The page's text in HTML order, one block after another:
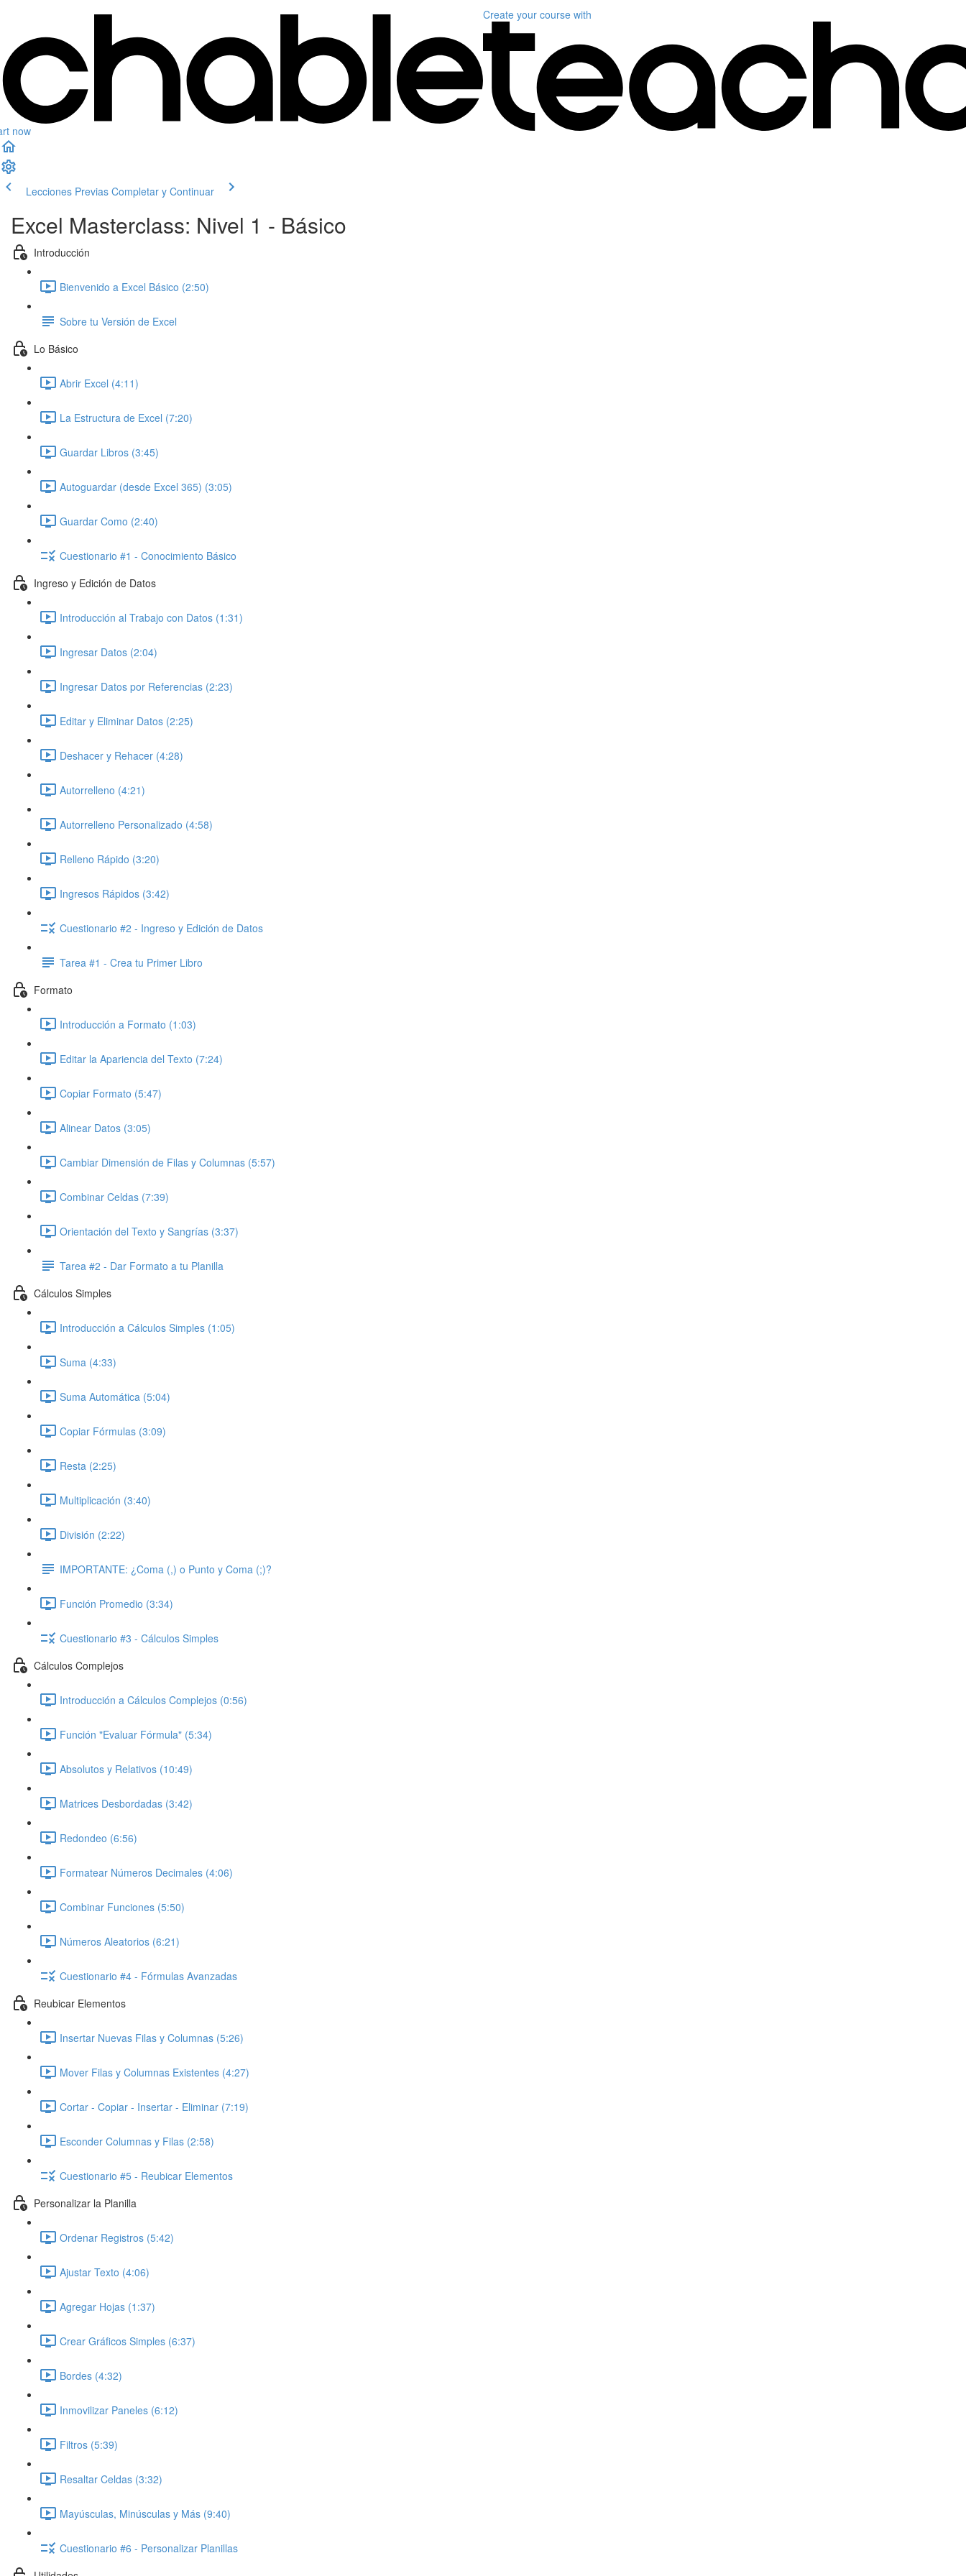
now
Create your course with
Lecciones Previas Completar y Continuar
Excel Masterclass: Nivel 1 - Básico
Introducción
Bienvenido a Excel Básico (2:50)
Sobre tu Versión de Excel
Lo Básico
Abrir Excel (4:11)
La Estructura de Excel (7:20)
Guardar Libros (3:45)
Autoguardar (desde Excel 365) (3:05)
Guardar Como (2:40)
Cuestionario #1 - Conocimiento Básico
Ingreso y Edición de Datos
Introducción al Trabajo con Datos (1:31)
Ingresar Datos (2:04)
Ingresar Datos por Referencias (2:23)
Editar y Eliminar Datos (2:25)
Deshacer y Rehacer (4:28)
Autorrelleno (4:21)
Autorrelleno Personalizado (4:58)
Relleno Rápido (3:20)
Ingresos Rápidos (3:42)
Cuestionario #2 - Ingreso y Edición de Datos
Tarea #1 - Crea tu Primer Libro
Formato
Introducción a Formato (1:03)
Editar la Apariencia del Texto (7:24)
Copiar Formato (5:47)
Alinear Datos (3:05)
Cambiar Dimensión de Filas y Columnas (5:57)
Combinar Celdas (7:39)
Orientación del Texto y Sangrías (3:37)
Tarea #2 - Dar Formato a tu Planilla
Cálculos Simples
Introducción a Cálculos Simples (1:05)
Suma (4:33)
Suma Automática (5:04)
Copiar Fórmulas (3:09)
Resta (2:25)
Multiplicación (3:40)
División (2:22)
IMPORTANTE: ¿Coma (,) o Punto y Coma (;)?
Función Promedio (3:34)
Cuestionario #3 - Cálculos Simples
Cálculos Complejos
Introducción a Cálculos Complejos (0:56)
Función "Evaluar Fórmula" (5:34)
Absolutos y Relativos (10:49)
Matrices Desbordadas (3:42)
Redondeo (6:56)
Formatear Números Decimales (4:06)
Combinar Funciones (5:50)
Números Aleatorios (6:21)
Cuestionario #4 - Fórmulas Avanzadas
Reubicar Elementos
Insertar Nuevas Filas y Columnas (5:26)
Mover Filas y Columnas Existentes (4:27)
Cortar - Copiar - Insertar - Eliminar (7:19)
Esconder Columnas y Filas (2:58)
Cuestionario #5 - Reubicar Elementos
Personalizar la Planilla
Ordenar Registros (5:42)
Ajustar Texto (4:06)
Agregar Hojas (1:37)
Crear Gráficos Simples (6:37)
Bordes (4:32)
Inmovilizar Paneles (6:12)
Filtros (5:39)
Resaltar Celdas (3:32)
Mayúsculas, Minúsculas y Más (9:40)
Cuestionario #6 - Personalizar Planillas